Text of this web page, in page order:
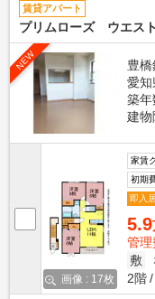
賃貸アパート
プリムローズ ウエスト
NEW
豊
愛知
築年
建物
画像 : 17枚
家賃
初期
即入
5.9
管理
敷
2階